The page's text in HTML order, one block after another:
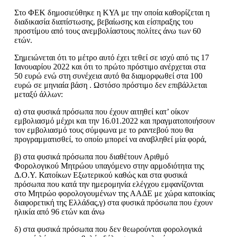
Στο ΦΕΚ δημοσιεύθηκε η ΚΥΑ με την οποία καθορίζεται η
διαδικασία διαπίστωσης, βεβαίωσης και είσπραξης του
προστίμου από τους ανεμβολίαστους πολίτες άνω των 60
ετών.
Σημειώνεται ότι το μέτρο αυτό έχει τεθεί σε ισχύ από τις 17
Ιανουαρίου 2022 και ότι το πρώτο πρόστιμο ανέρχεται στα
50 ευρώ ενώ στη συνέχεια αυτό θα διαμορφωθεί στα 100
ευρώ σε μηνιαία βάση . Ωστόσο πρόστιμο δεν επιβάλλεται
μεταξύ άλλων:
α) στα φυσικά πρόσωπα που έχουν αιτηθεί κατ’ οίκον
εμβολιασμό μέχρι και την 16.01.2022 και πραγματοποιήσουν
τον εμβολιασμό τους σύμφωνα με το ραντεβού που θα
προγραμματισθεί, το οποίο μπορεί να αναβληθεί μία φορά,
β) στα φυσικά πρόσωπα που διαθέτουν Αριθμό
Φορολογικού Μητρώου υπαγόμενο στην αρμοδιότητα της
Δ.Ο.Υ. Κατοίκων Εξωτερικού καθώς και στα φυσικά
πρόσωπα που κατά την ημερομηνία ελέγχου εμφανίζονται
στο Μητρώο φορολογουμένων της ΑΑΔΕ με χώρα κατοικίας
διαφορετική της Ελλάδας,γ) στα φυσικά πρόσωπα που έχουν
ηλικία από 96 ετών και άνω
δ) στα φυσικά πρόσωπα που δεν θεωρούνται φορολογικά